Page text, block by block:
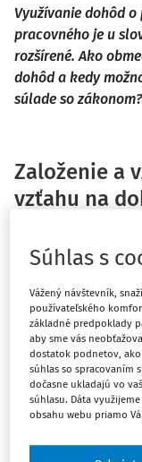
Využívanie dohôd
pracovného je u
rozšírené. Ako
dohôd a kedy
súlade so zákonom?
Založenie a
vzťahu na
vtedy, keď je
je dohoda platná.
upravuje § 42 ZP.
V prípade dohody
dohoda obsahovať
uzatvára písomne
jedno písomné
V prípade
Súhlas s
Vážený návštevník,
používateľského
základné predpoklady
aby sme vás
dostatok podnetov,
súhlas so spracovaním
dočasne ukladajú vo
súhlasu. Dáta
obsahu webu priamo